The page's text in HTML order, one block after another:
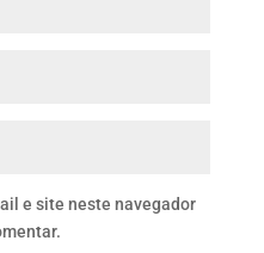
e site neste navegador